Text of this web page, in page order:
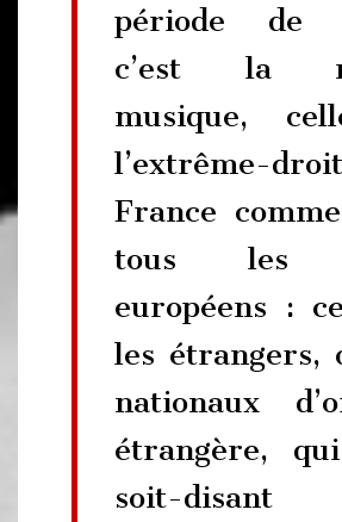
période de
c’est la
musique,
l’extrême-
France
tous les
européens :
les étrangers,
nationaux
étrangère,
soit-